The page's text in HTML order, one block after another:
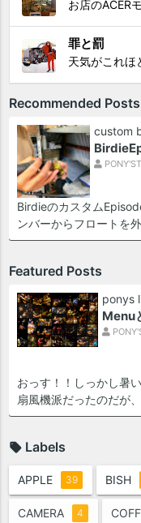
罪と罰
Recommended Posts
custom
Birdieのカスタム
ンバーからフロートを
Featured Posts
ponys
Menu
おっす！！しっかし暑
扇風機派だったのだが
Labels
APPLE 39 BISH
CAMERA 4